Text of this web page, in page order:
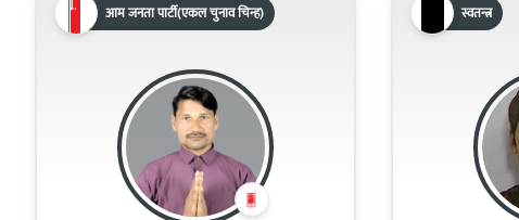
आम जनता पार्टी(एकल चुनाव चिन्ह) स्वतन्त्र